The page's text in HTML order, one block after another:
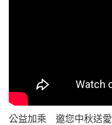
公益加乘 邀您中秋送愛